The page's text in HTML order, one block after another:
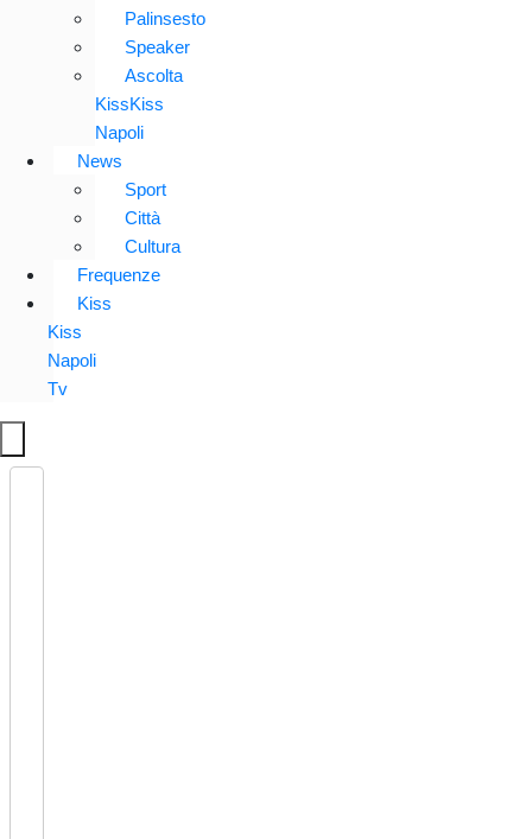
Palinsesto
Speaker
Ascolta
KissKiss
Napoli
News
Sport
Città
Cultura
Frequenze
Kiss
Kiss
Napoli
Tv